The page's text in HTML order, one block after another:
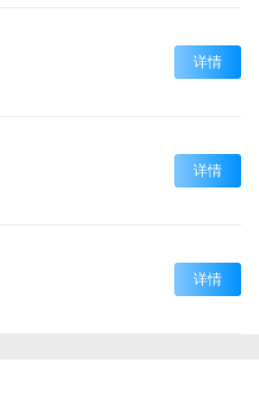
详情
详情
详情